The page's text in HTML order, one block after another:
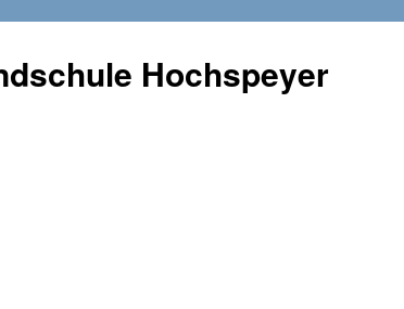
Hochspeyer